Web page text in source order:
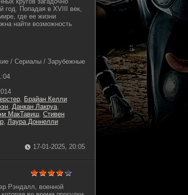
год. Попадая в XVIII век,
где ее жизни
найти возможность
/ Сериалы / Зарубежные
, Брайан Келли
, Данкан Лакруа,
МакТавиш, Стивен
, Лаура Доннелли
17-01-2025, 20:05
Рэндалл, военной